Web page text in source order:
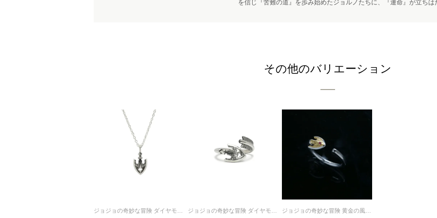
を信じ『苦難の道』を歩み始めたジョルノたちに、『運命』が立ちは
その他のバリエーション
ジョジョの奇妙な冒険 ダイヤモンドは砕けない スタンドの矢 ネックレス ジョジョの奇妙な冒険 ダイヤモンドは砕けない スタンドの矢 リング / 指輪 ジョジョの奇妙な冒険 黄金の風 スタンドの矢 イヤーカフ (片耳用)